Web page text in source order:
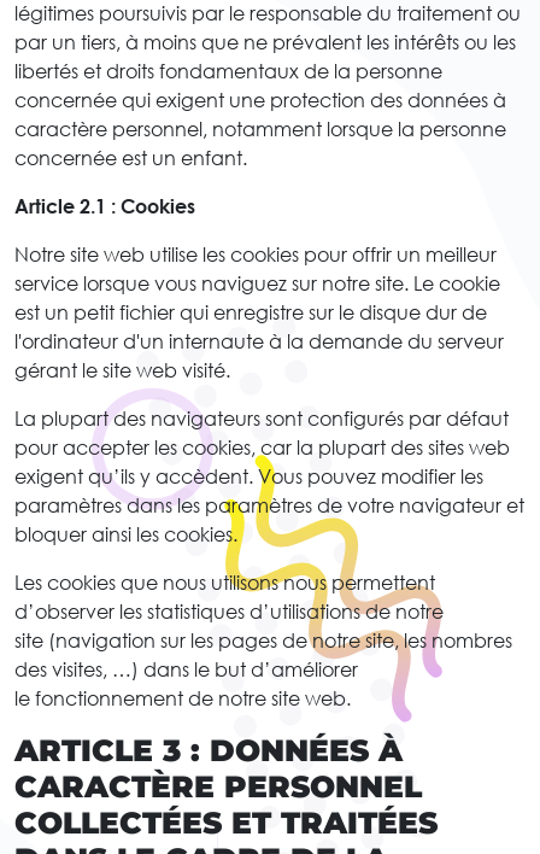
légitimes poursuivis par le responsable du traitement ou
par un tiers, à moins que ne prévalent les intérêts ou les
libertés et droits fondamentaux de la personne
concernée qui exigent une protection des données à
caractère personnel, notamment lorsque la personne
concernée est un enfant.
Article 2.1 : Cookies
Notre site web utilise les cookies pour offrir un meilleur
service lorsque vous naviguez sur notre site. Le cookie
est un petit fichier qui enregistre sur le disque dur de
l'ordinateur d'un internaute à la demande du serveur
gérant le site web visité.
La plupart des navigateurs sont configurés par défaut
pour accepter les cookies, car la plupart des sites web
exigent qu’ils y accèdent. Vous pouvez modifier les
paramètres dans les paramètres de votre navigateur et
bloquer ainsi les cookies.
Les cookies que nous utilisons nous permettent
d’observer les statistiques d’utilisations de notre
site (navigation sur les pages de notre site, les nombres
des visites, …) dans le but d’améliorer
le fonctionnement de notre site web.
ARTICLE 3 : DONNÉES À
CARACTÈRE PERSONNEL
COLLECTÉES ET TRAITÉES